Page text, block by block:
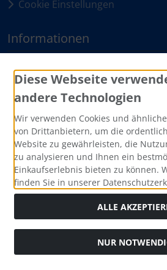
Cookie Einstellungen
Informationen
Sitemap
Zahlungsmethoden
Social Media
Diese Webseite
andere Technologien
Wir verwenden Cookies und
von Drittanbietern, um die
Website zu gewährleisten, die
zu analysieren und Ihnen ein
Einkaufserlebnis bieten zu können.
finden Sie in unserer
ALLE
NUR